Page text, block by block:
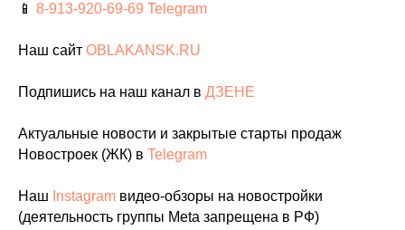
📱 8-913-920-69-69 Telegram
Наш сайт OBLAKANSK.RU
Подпишись на наш канал в ДЗЕНЕ
Актуальные новости и закрытые старты продаж
Новостроек (ЖК) в Telegram
Наш Instagram видео-обзоры на новостройки
(деятельность группы Meta запрещена в РФ)